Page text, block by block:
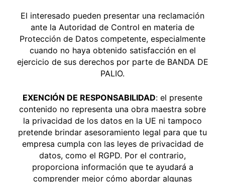
El interesado pueden presentar una reclamación
ante la Autoridad de Control en materia de
Protección de Datos competente, especialmente
cuando no haya obtenido satisfacción en el
ejercicio de sus derechos por parte de BANDA DE
PALIO.
EXENCIÓN DE RESPONSABILIDAD: el presente
contenido no representa una obra maestra sobre
la privacidad de los datos en la UE ni tampoco
pretende brindar asesoramiento legal para que tu
empresa cumpla con las leyes de privacidad de
datos, como el RGPD. Por el contrario,
proporciona información que te ayudará a
comprender mejor cómo abordar algunas